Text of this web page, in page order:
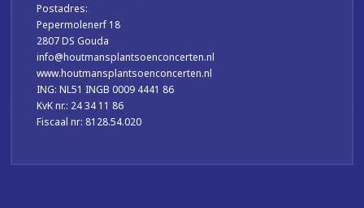
Postadres:
Pepermolenerf 18
2807 DS Gouda
info@houtmansplantsoenconcerten.nl
www.houtmansplantsoenconcerten.nl
ING: NL51 INGB 0009 4441 86
KvK nr.: 24 34 11 86
Fiscaal nr: 8128.54.020